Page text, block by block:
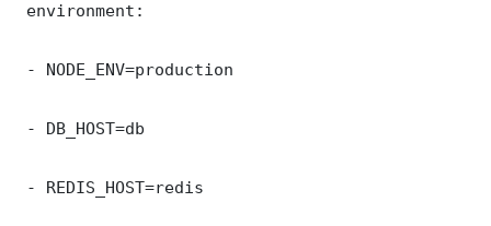
environment:
- NODE_ENV=production
- DB_HOST=db
- REDIS_HOST=redis